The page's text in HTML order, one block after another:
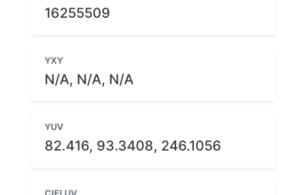
16255509
YXY
N/A, N/A, N/A
YUV
82.416, 93.3408, 246.1056
CIELUV